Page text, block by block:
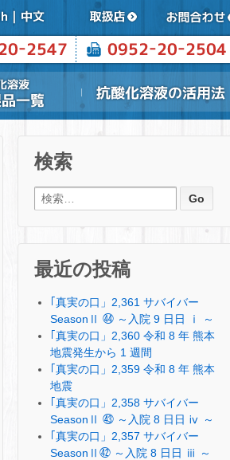
検索
検索:
最近の投稿
｢真実の口」2,361 サバイバー
SeasonⅡ ㊹ ～入院 9 日日 ⅰ ～
｢真実の口」2,360 令和 8 年 熊本
地震発生から 1 週間
｢真実の口」2,359 令和 8 年 熊本
地震
｢真実の口」2,358 サバイバー
SeasonⅡ ㊸ ～入院 8 日日 ⅳ ～
｢真実の口」2,357 サバイバー
SeasonⅡ㊷ ～入院 8 日日 ⅲ ～